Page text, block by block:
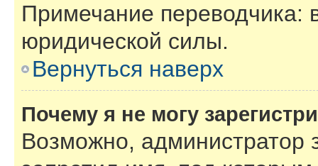
Примечание переводчика:
юридической силы.
Вернуться наверх
Почему я не могу
Возможно, администратор